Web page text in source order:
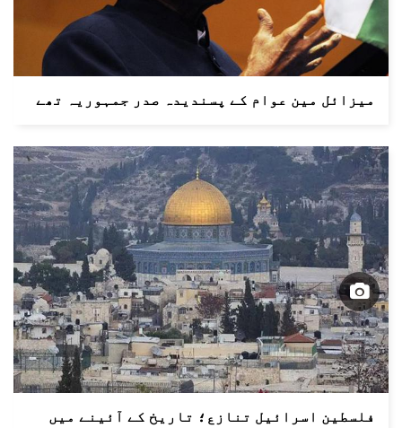
میزائل مین عوام کے پسندیدہ صدر جمہوریہ تھے
فلسطین اسرائیل تنازع؛ تاریخ کے آئینے میں